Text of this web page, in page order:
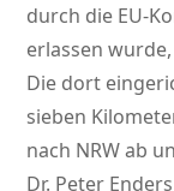
durch die EU-
erlassen
Die dort
sieben
nach NRW ab
Dr. Peter